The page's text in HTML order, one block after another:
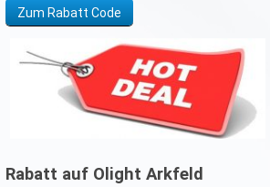
Zum Rabatt Code
Rabatt auf Olight Arkfeld